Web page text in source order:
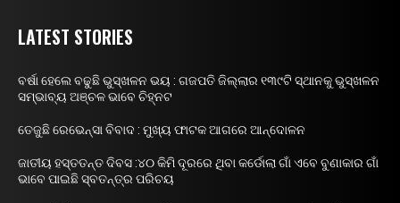
LATEST STORIES
ବର୍ଷା ହେଲେ ବଢୁଛି ଭୁସ୍ଖଳନ ଭୟ : ଗଜପତି ଜିଲ୍ଲାର ୧୩୯ଟି ସ୍ଥାନକୁ ଭୁସ୍ଖଳନ
ସମ୍ଭାବ୍ୟ ଅଞ୍ଚଳ ଭାବେ ଚିହ୍ନଟ
ତେଜୁଛି ରେଭେନ୍ସା ବିବାଦ : ମୁଖ୍ୟ ଫାଟକ ଆଗରେ ଆନ୍ଦୋଳନ
ଜାତୀୟ ହସ୍ତତନ୍ତ ଦିବସ :୪୦ କିମି ଦୂରରେ ଥିବା କର୍ଡୋଲା ଗାଁ ଏବେ ବୁଣାକାର ଗାଁ
ଭାବେ ପାଇଛି ସ୍ବତନ୍ତ୍ର ପରିଚୟ